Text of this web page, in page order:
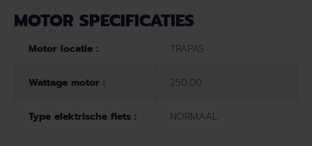
MOTOR SPECIFICATIES
Motor locatie : TRAPAS
Wattage motor : 250.00
Type elektrische fiets : NORMAAL